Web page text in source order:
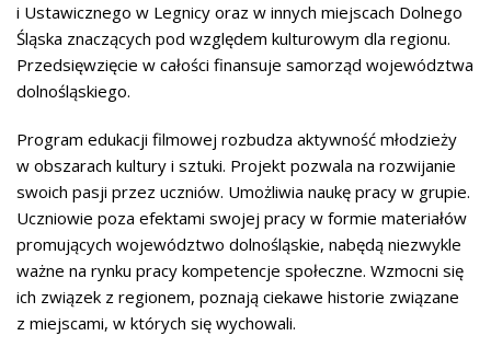
i Ustawicznego w Legnicy oraz w innych miejscach Dolnego
Śląska znaczących pod względem kulturowym dla regionu.
Przedsięwzięcie w całości finansuje samorząd województwa
dolnośląskiego.
Program edukacji filmowej rozbudza aktywność młodzieży
w obszarach kultury i sztuki. Projekt pozwala na rozwijanie
swoich pasji przez uczniów. Umożliwia naukę pracy w grupie.
Uczniowie poza efektami swojej pracy w formie materiałów
promujących województwo dolnośląskie, nabędą niezwykle
ważne na rynku pracy kompetencje społeczne. Wzmocni się
ich związek z regionem, poznają ciekawe historie związane
z miejscami, w których się wychowali.